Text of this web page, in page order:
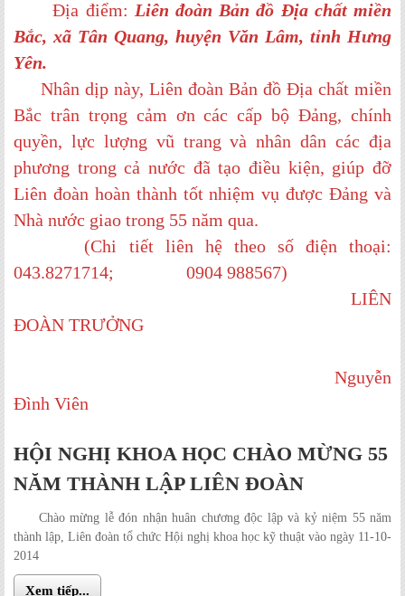
Địa điểm: Liên đoàn Bản đồ Địa chất miền
Bắc, xã Tân Quang, huyện Văn Lâm, tỉnh Hưng
Yên.
Nhân dịp này, Liên đoàn Bản đồ Địa chất miền
Bắc trân trọng cảm ơn các cấp bộ Đảng, chính
quyền, lực lượng vũ trang và nhân dân các địa
phương trong cả nước đã tạo điều kiện, giúp đỡ
Liên đoàn hoàn thành tốt nhiệm vụ được Đảng và
Nhà nước giao trong 55 năm qua.
(Chi tiết liên hệ theo số điện thoại:
043.8271714; 0904 988567)
LIÊN
ĐOÀN TRƯỞNG
Nguyễn
Đình Viên
HỘI NGHỊ KHOA HỌC CHÀO MỪNG 55
NĂM THÀNH LẬP LIÊN ĐOÀN
Chào mừng lễ đón nhận huân chương độc lập và kỷ niệm 55 năm
thành lập, Liên đoàn tổ chức Hội nghị khoa học kỹ thuật vào ngày 11-10-
2014
Xem tiếp...